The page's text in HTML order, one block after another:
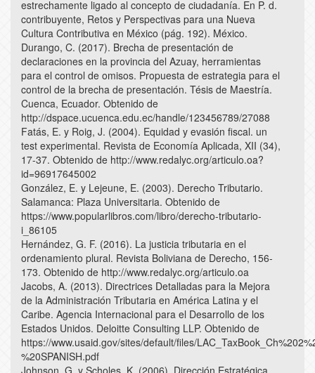
estrechamente ligado al concepto de ciudadanía. En P. d.
contribuyente, Retos y Perspectivas para una Nueva
Cultura Contributiva en México (pág. 192). México.
Durango, C. (2017). Brecha de presentación de
declaraciones en la provincia del Azuay, herramientas
para el control de omisos. Propuesta de estrategia para el
control de la brecha de presentación. Tésis de Maestría.
Cuenca, Ecuador. Obtenido de
http://dspace.ucuenca.edu.ec/handle/123456789/27088
Fatás, E. y Roig, J. (2004). Equidad y evasión fiscal. un
test experimental. Revista de Economía Aplicada, XII (34),
17-37. Obtenido de http://www.redalyc.org/articulo.oa?
id=96917645002
González, E. y Lejeune, E. (2003). Derecho Tributario.
Salamanca: Plaza Universitaria. Obtenido de
https://www.popularlibros.com/libro/derecho-tributario-
i_86105
Hernández, G. F. (2016). La justicia tributaria en el
ordenamiento plural. Revista Boliviana de Derecho, 156-
173. Obtenido de http://www.redalyc.org/articulo.oa
Jacobs, A. (2013). Directrices Detalladas para la Mejora
de la Administración Tributaria en América Latina y el
Caribe. Agencia Internacional para el Desarrollo de los
Estados Unidos. Deloitte Consulting LLP. Obtenido de
https://www.usaid.gov/sites/default/files/
%20SPANISH.pdf
Johnson, G. y Scholes, K. (2006). Dirección Estratégica